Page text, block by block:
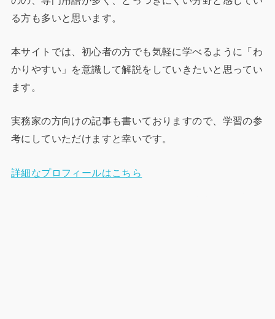
る方も多いと思います。
本サイトでは、初心者の方でも気軽に学べるように「わ
かりやすい」を意識して解説をしていきたいと思ってい
ます。
実務家の方向けの記事も書いておりますので、学習の参
考にしていただけますと幸いです。
詳細なプロフィールはこちら